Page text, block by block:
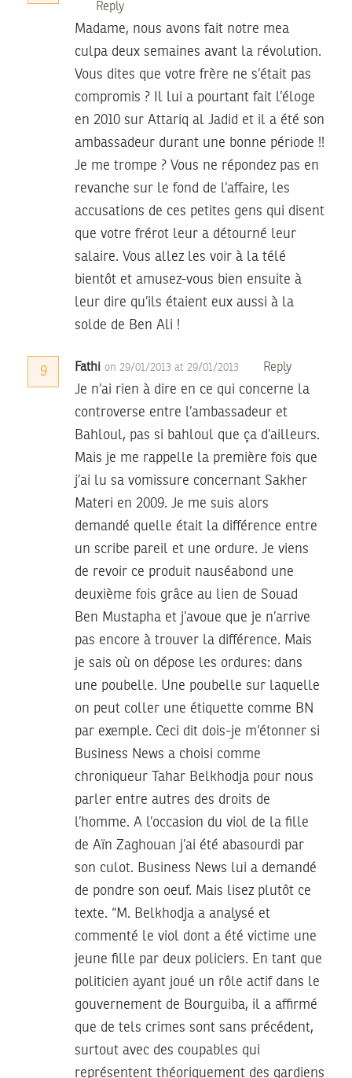
Reply
Madame, nous avons fait notre mea
culpa deux semaines avant la révolution.
Vous dites que votre frère ne s’était pas
compromis ? Il lui a pourtant fait l’éloge
en 2010 sur Attariq al Jadid et il a été son
ambassadeur durant une bonne période !!
Je me trompe ? Vous ne répondez pas en
revanche sur le fond de l’affaire, les
accusations de ces petites gens qui disent
que votre frérot leur a détourné leur
salaire. Vous allez les voir à la télé
bientôt et amusez-vous bien ensuite à
leur dire qu’ils étaient eux aussi à la
solde de Ben Ali !
9 Fathi on 29/01/2013 at 29/01/2013 Reply
Je n’ai rien à dire en ce qui concerne la
controverse entre l’ambassadeur et
Bahloul, pas si bahloul que ça d’ailleurs.
Mais je me rappelle la première fois que
j’ai lu sa vomissure concernant Sakher
Materi en 2009. Je me suis alors
demandé quelle était la différence entre
un scribe pareil et une ordure. Je viens
de revoir ce produit nauséabond une
deuxième fois grâce au lien de Souad
Ben Mustapha et j’avoue que je n’arrive
pas encore à trouver la différence. Mais
je sais où on dépose les ordures: dans
une poubelle. Une poubelle sur laquelle
on peut coller une étiquette comme BN
par exemple. Ceci dit dois-je m’étonner si
Business News a choisi comme
chroniqueur Tahar Belkhodja pour nous
parler entre autres des droits de
l’homme. A l’occasion du viol de la fille
de Aïn Zaghouan j’ai été abasourdi par
son culot. Business News lui a demandé
de pondre son oeuf. Mais lisez plutôt ce
texte. “M. Belkhodja a analysé et
commenté le viol dont a été victime une
jeune fille par deux policiers. En tant que
politicien ayant joué un rôle actif dans le
gouvernement de Bourguiba, il a affirmé
que de tels crimes sont sans précédent,
surtout avec des coupables qui
représentent théoriquement des gardiens